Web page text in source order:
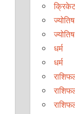
धर्म
धर्म